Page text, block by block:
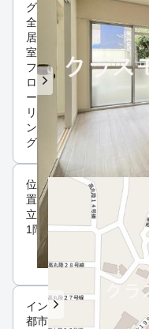
グ
全
居
室
フ
ロ
ー
リ
ン
グ
位
置・
立地
1階
インフラ
都市ガス